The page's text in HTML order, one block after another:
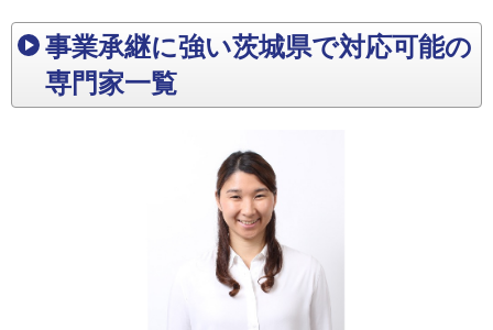
事業承継に強い茨城県で対応可能の
専門家一覧